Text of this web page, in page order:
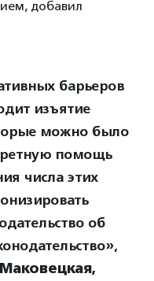
добавил
барьеров
изъятие
можно было
помощь
числа этих
об